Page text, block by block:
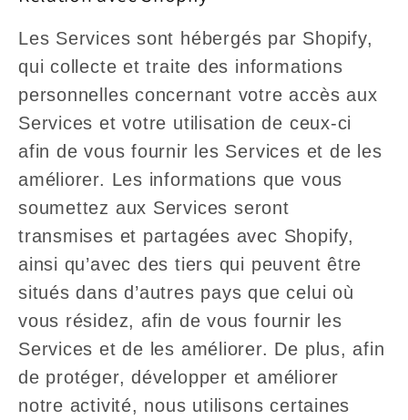
Les Services sont hébergés par Shopify,
qui collecte et traite des informations
personnelles concernant votre accès aux
Services et votre utilisation de ceux-ci
afin de vous fournir les Services et de les
améliorer. Les informations que vous
soumettez aux Services seront
transmises et partagées avec Shopify,
ainsi qu’avec des tiers qui peuvent être
situés dans d’autres pays que celui où
vous résidez, afin de vous fournir les
Services et de les améliorer. De plus, afin
de protéger, développer et améliorer
notre activité, nous utilisons certaines